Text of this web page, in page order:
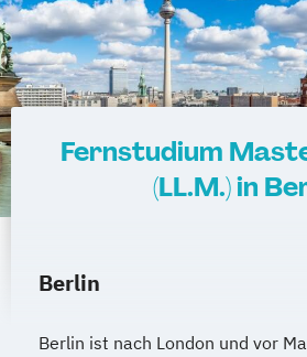
Fernstudium
(LL.M.) in
Berlin
Berlin ist nach London und vor